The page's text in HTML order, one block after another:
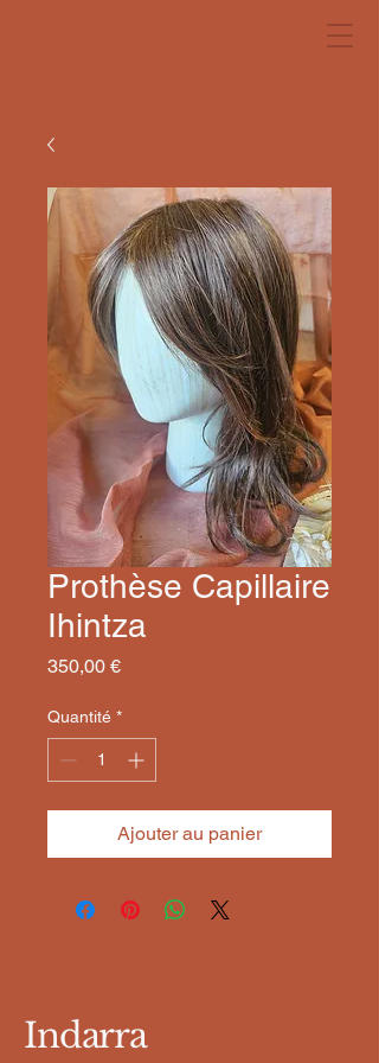
Prothèse Capillaire
Ihintza
350,00 €Prix
Quantité *
Ajouter au panier
Indarra